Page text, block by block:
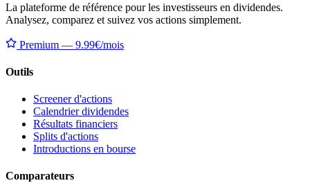
La plateforme de référence pour les investisseurs en dividendes.
Analysez, comparez et suivez vos actions simplement.
Premium — 9.99€/mois
Outils
Screener d'actions
Calendrier dividendes
Résultats financiers
Splits d'actions
Introductions en bourse
Comparateurs